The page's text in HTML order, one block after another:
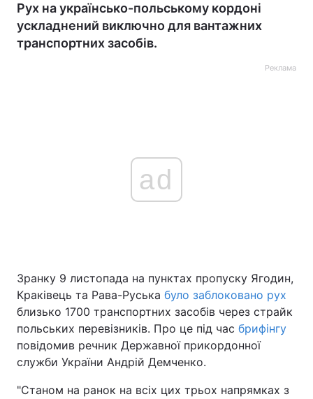
Рух на українсько-польському кордоні
ускладнений виключно для вантажних
транспортних засобів.
Реклама
ad
Зранку 9 листопада на пунктах пропуску Ягодин,
Краківець та Рава-Руська було заблоковано рух
близько 1700 транспортних засобів через страйк
польських перевізників. Про це під час брифінгу
повідомив речник Державної прикордонної
служби України Андрій Демченко.
"Станом на ранок на всіх цих трьох напрямках з